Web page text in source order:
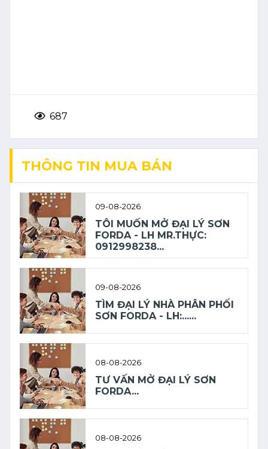
687
THÔNG TIN MUA BÁN
09-08-2026
TÔI MUỐN MỞ ĐẠI LÝ SƠN
FORDA - LH MR.THỰC:
0912998238...
09-08-2026
TÌM ĐẠI LÝ NHÀ PHÂN PHỐI
SƠN FORDA - LH:......
08-08-2026
TƯ VẤN MỞ ĐẠI LÝ SƠN
FORDA...
08-08-2026